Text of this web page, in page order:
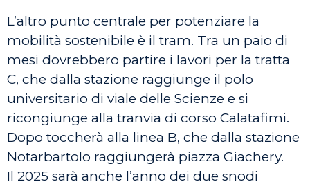
L’altro punto centrale per potenziare la
mobilità sostenibile è il tram. Tra un paio di
mesi dovrebbero partire i lavori per la tratta
C, che dalla stazione raggiunge il polo
universitario di viale delle Scienze e si
ricongiunge alla tranvia di corso Calatafimi.
Dopo toccherà alla linea B, che dalla stazione
Notarbartolo raggiungerà piazza Giachery.
Il 2025 sarà anche l’anno dei due snodi